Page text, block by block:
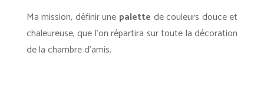
Ma mission, définir une palette de couleurs douce et
chaleureuse, que l’on répartira sur toute la décoration
de la chambre d’amis.